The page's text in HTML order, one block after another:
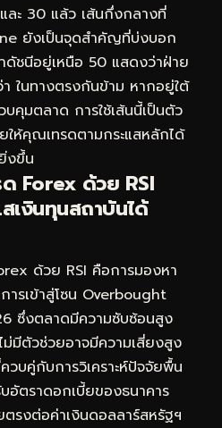
ละ 30 แล้ว เส้นกึ่งกลางที่
ยังเป็นจุดสำคัญที่บ่งบอก
ชนีอยู่เหนือ 50 แสดงว่าฝ่าย
ในทางตรงกันข้าม หากอยู่ใต้
คุมตลาด การใช้เส้นนี้เป็นตัว
ให้คุณเทรดตามกระแสหลักได้
งขึ้น
ด Forex ด้วย RSI
เงินทุนสถาบันได้
ด้วย RSI คือการมองหา
รเข้าสู่โซน Overbought
ซึ่งตลาดมีความซับซ้อนสูง
ม่มีตัวช่วยอาจมีความเสี่ยงสูง
วบคู่กับการวิเคราะห์ปัจจัยพื้น
อัตราดอกเบี้ยของธนาคาร
รงต่อค่าเงินดอลลาร์สหรัฐฯ